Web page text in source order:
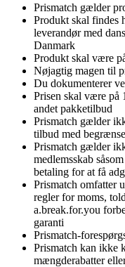
Prismatch gælder
Produkt skal findes
leverandør med
Danmark
Produkt skal være
Nøjagtig magen til
Du dokumenterer
Prisen skal være på
andet pakketilbud
Prismatch gælder
tilbud med
Prismatch gælder
medlemsskab
betaling for at få
Prismatch omfatter
regler for moms,
a.break.for.you
garanti
Prismatch-
Prismatch kan ikke
mængderabatter